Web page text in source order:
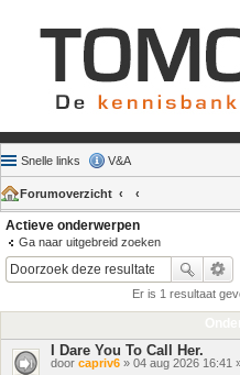
Snelle links V&A
Forumoverzicht
Actieve onderwerpen
Ga naar uitgebreid zoeken
Er is 1 resultaat
I Dare You To Call Her.
door capriv6 » 04 aug 2026 16:41